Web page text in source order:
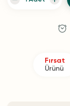
Fırsat
Ürünü